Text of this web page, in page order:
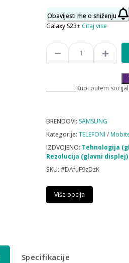
Obavijesti me o sniženju
Galaxy S23+ Citaj vise
____________Kupi putem
BRENDOVI: SAMSUNG
Kategorije: TELEFONI /
IZDVOJENO: Tehnologija
Rezolucija (glavni displej)
SKU: #DAfuF9zDzK
Više opcija
Specifikacije